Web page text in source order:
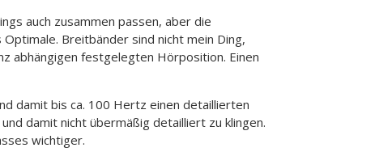
auch zusammen passen, aber die
Breitbänder sind nicht mein Ding,
abhängigen festgelegten Hörposition. Einen
damit bis ca. 100 Hertz einen detaillierten
damit nicht übermäßig detailliert zu klingen.
wichtiger.